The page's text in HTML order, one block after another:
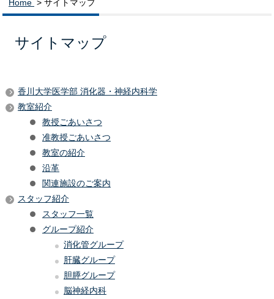
Home > サイトマップ
サイトマップ
香川大学医学部 消化器・神経内科学
教室紹介
教授ごあいさつ
准教授ごあいさつ
教室の紹介
沿革
関連施設のご案内
スタッフ紹介
スタッフ一覧
グループ紹介
消化管グループ
肝臓グループ
胆膵グループ
脳神経内科